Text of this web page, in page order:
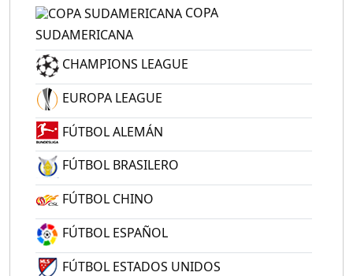
COPA
SUDAMERICANA
CHAMPIONS LEAGUE
EUROPA LEAGUE
FÚTBOL ALEMÁN
FÚTBOL BRASILERO
FÚTBOL CHINO
FÚTBOL ESPAÑOL
FÚTBOL ESTADOS UNIDOS